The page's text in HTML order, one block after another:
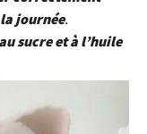
journée.
sucre et à l’huile